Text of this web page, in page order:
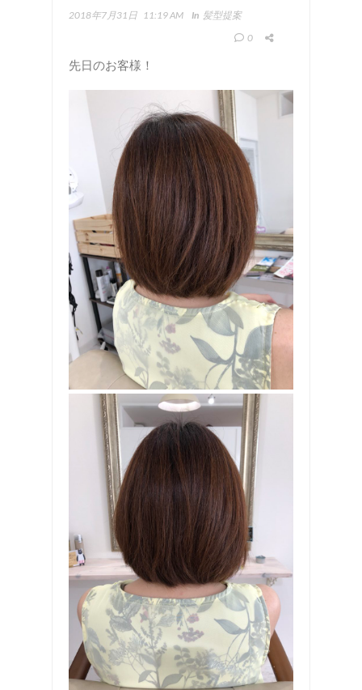
2018年7月31日 11:19 AM In 髪型提案
0
先日のお客様！